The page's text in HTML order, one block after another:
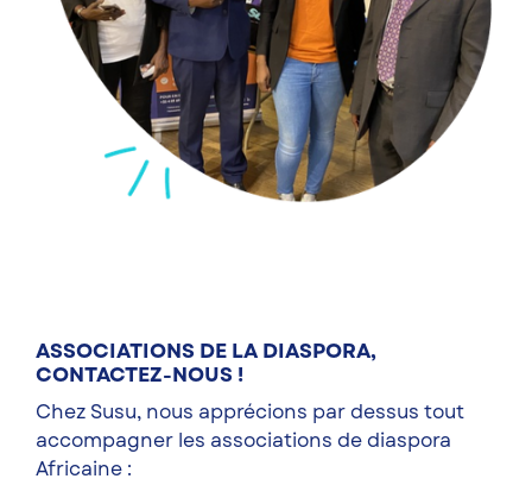
ASSOCIATIONS DE LA DIASPORA,
CONTACTEZ-NOUS !
Chez Susu, nous apprécions par dessus tout
accompagner les associations de diaspora
Africaine :